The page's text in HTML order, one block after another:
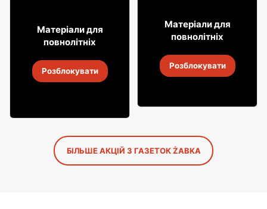
3199
Алкогольні напої Soplica
18 серп. 2026
Матеріали для
повнолітніх
Розблокувати
1699
18 серп. 2026
Матеріали для
повнолітніх
Розблокувати
БІЛЬШЕ АКЦІЙ З ГАЗЕТОК ŻABKA